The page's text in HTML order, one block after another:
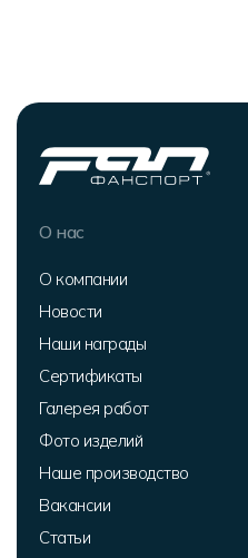
О нас
О компании
Новости
Наши награды
Сертификаты
Галерея работ
Фото изделий
Наше производство
Вакансии
Статьи